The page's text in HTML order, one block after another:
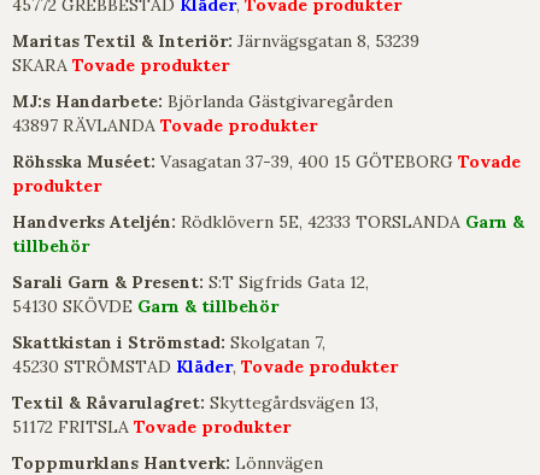
45772 GREBBESTAD Kläder, Tovade produkter
Maritas Textil & Interiör: Järnvägsgatan 8, 53239
SKARA Tovade produkter
MJ:s Handarbete: Björlanda Gästgivaregården
43897 RÄVLANDA Tovade produkter
Röhsska Muséet: Vasagatan 37-39, 400 15 GÖTEBORG Tovade
produkter
Handverks Ateljén: Rödklövern 5E, 42333 TORSLANDA Garn &
tillbehör
Sarali Garn & Present: S:T Sigfrids Gata 12,
54130 SKÖVDE Garn & tillbehör
Skattkistan i Strömstad: Skolgatan 7,
45230 STRÖMSTAD Kläder, Tovade produkter
Textil & Råvarulagret: Skyttegårdsvägen 13,
51172 FRITSLA Tovade produkter
Toppmurklans Hantverk: Lönnvägen